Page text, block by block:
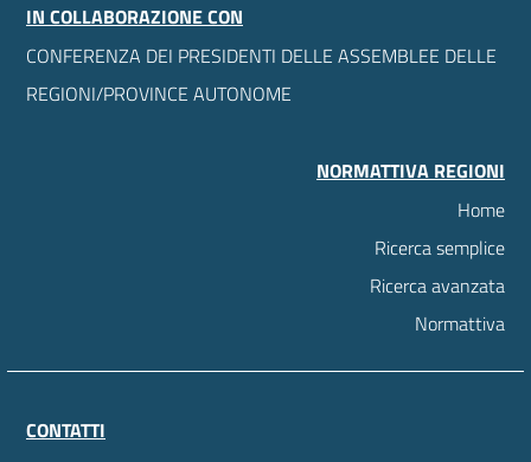
IN COLLABORAZIONE CON
CONFERENZA DEI PRESIDENTI DELLE ASSEMBLEE DELLE
REGIONI/PROVINCE AUTONOME
NORMATTIVA REGIONI
Home
Ricerca semplice
Ricerca avanzata
Normattiva
CONTATTI